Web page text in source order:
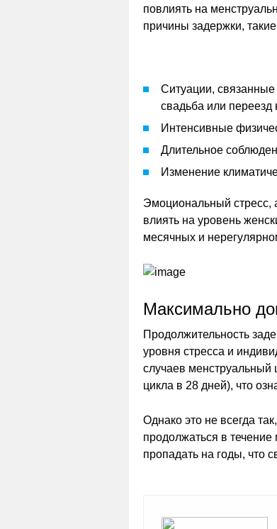
повлиять на
причины задержки, такие
Ситуации,
свадьба или
Интенсивные
Длительное
Изменение
Эмоциональный стресс,
влиять на уровень
месячных и
Максимально
Продолжительность
уровня стресса и
случаев менструальный
цикла в 28 дней), что
Однако это не всегда
продолжаться в
пропадать на годы, что